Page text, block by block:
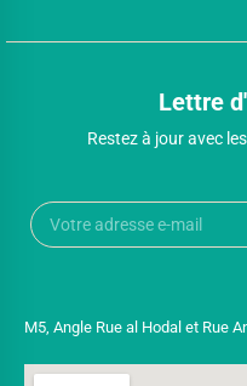
Lettre
Restez à jour avec
M5, Angle Rue al Hodal et Rue